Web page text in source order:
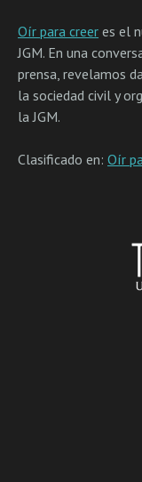
Oír para creer es el
JGM. En una
prensa, revelamos
la sociedad civil y
la JGM.
Clasificado en: Oír